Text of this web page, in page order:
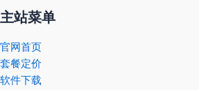
主站菜单
官网首页
套餐定价
软件下载